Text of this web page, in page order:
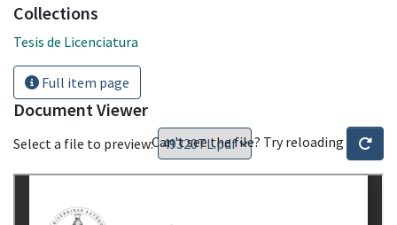
Collections
Tesis de Licenciatura
Full item page
Document Viewer
Select a file to preview:Can't see the file? Try reloading